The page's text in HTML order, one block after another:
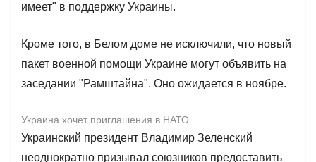
имеет" в поддержку Украины.
Кроме того, в Белом доме не исключили, что новый
пакет военной помощи Украине могут объявить на
заседании "Рамштайна". Оно ожидается в ноябре.
Украина хочет приглашения в НАТО
Украинский президент Владимир Зеленский
неоднократно призывал союзников предоставить